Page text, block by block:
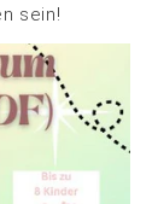
sein!